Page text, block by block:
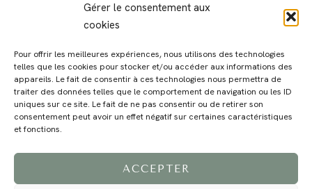
Gérer le consentement aux
cookies
Pour offrir les meilleures expériences, nous utilisons des technologies
telles que les cookies pour stocker et/ou accéder aux informations des
appareils. Le fait de consentir à ces technologies nous permettra de
traiter des données telles que le comportement de navigation ou les ID
uniques sur ce site. Le fait de ne pas consentir ou de retirer son
consentement peut avoir un effet négatif sur certaines caractéristiques
et fonctions.
ACCEPTER
MAGALI PRESTATIONS YOGA VOYAGE BLOG CONTACT